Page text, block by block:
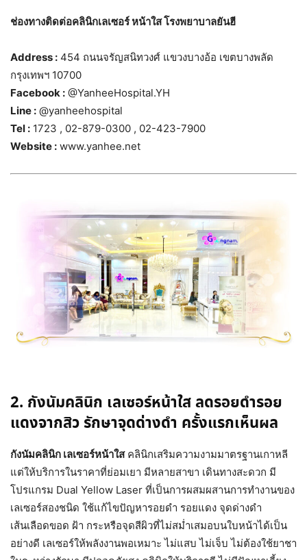
ช่องทางติดต่อคลินิกเลเซอร์ หน้าใส โรงพยาบาลยันฮี
Address : 454 ถนนจรัญสนิทวงศ์ แขวงบางอ้อ เขตบางพลัด
กรุงเทพฯ 10700
Facebook : @YanheeHospital.YH
Line : @yanheehospital
Tel : 1723 , 02-879-0300 , 02-423-7900
Website : www.yanhee.net
2. กังนัมคลินิก เลเซอร์หน้าใส ลดรอยดำรอย
แดงจากสิว รักษาจุดด่างดำ ครั้งแรกเห็นผล
กังนัมคลินิก เลเซอร์หน้าใสคลินิกเสริมความงามมาตรฐานเกาหลี
แต่ให้บริการในราคาที่ย่อมเยา มีหลายสาขา เดินทางสะดวก มี
โปรแกรม Dual Yellow Laser ที่เป็นการผสมผสานการทำงานของ
เลเซอร์สองชนิด ใช้แก้ไขปัญหารอยดำ รอยแดง จุดด่างดำ
เส้นเลือดขอด ฝ้า กระหรือจุดสีผิวที่ไม่สม่ำเสมอบนใบหน้าได้เป็น
อย่างดี เลเซอร์ให้พลังงานพอเหมาะ ไม่แสบ ไม่เจ็บ ไม่ต้องใช้ยาชา